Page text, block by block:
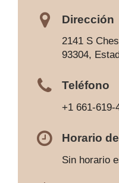
Dirección
2141 S
93304,
Teléfono
+1 661-619-
Horario
Sin horario